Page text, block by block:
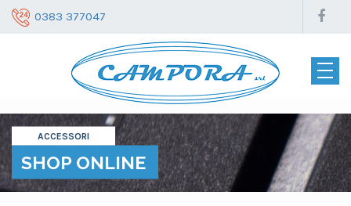
0383 377047
ACCESSORI
SHOP ONLINE